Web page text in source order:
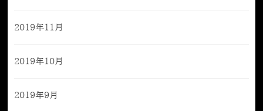
2019年11月
2019年10月
2019年9月